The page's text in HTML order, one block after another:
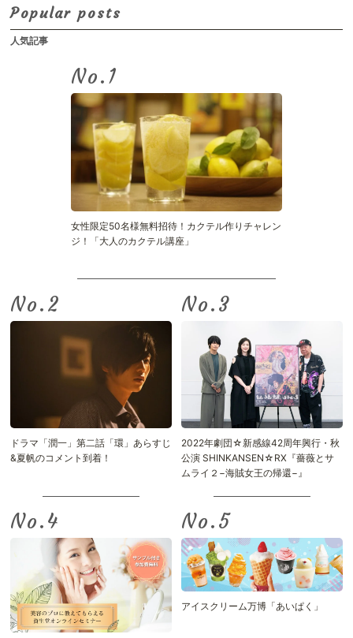
Popular posts
人気記事
No.
女性限定50名様無料招待！カクテル作りチャレン
ジ！「大人のカクテル講座」
No.
ドラマ「潤一」第二話「環」あらすじ
&夏帆のコメント到着！
No.
2022年劇団☆新感線42周年興行・秋
公演 SHINKANSEN☆RX『薔薇とサ
ムライ２−海賊女王の帰還−』
No. No.
アイスクリーム万博「あいぱく」